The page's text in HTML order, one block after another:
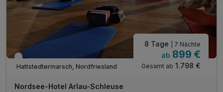
Wieder frei ab November
Hattstedtermarsch, Nordfriesland
8 Tage | 7 Nächte
ab 899 €
Gesamt ab 1.798 €
Nordsee-Hotel Arlau-Schleuse